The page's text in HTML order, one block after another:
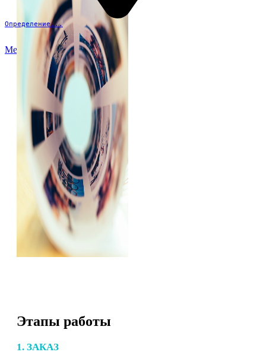
Определение...
Меню
Этапы работы
1. ЗАКАЗ